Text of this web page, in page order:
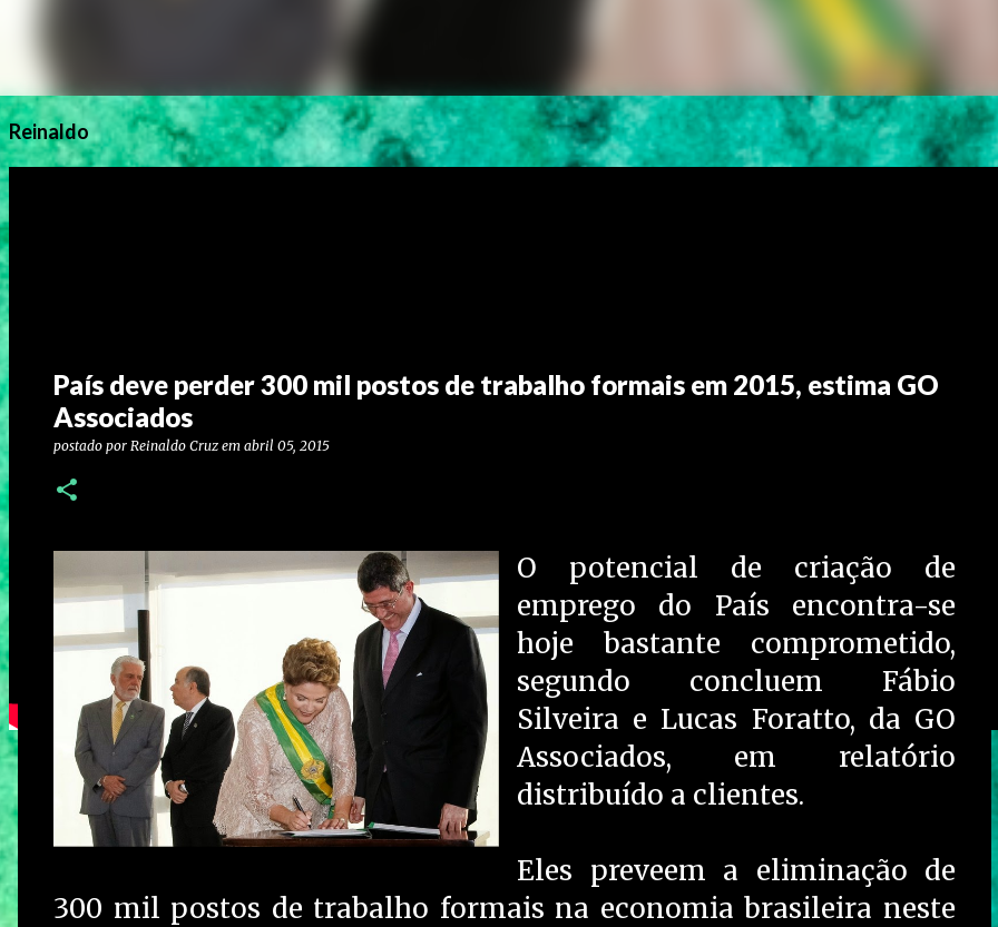
Reinaldo
País deve perder 300 mil postos de trabalho formais em 2015, estima GO
Associados
postado por Reinaldo Cruz em abril 05, 2015
O potencial de criação de
emprego do País encontra-se
hoje bastante comprometido,
segundo concluem Fábio
Silveira e Lucas Foratto, da GO
Associados, em relatório
distribuído a clientes.
Eles preveem a eliminação de
300 mil postos de trabalho formais na economia brasileira neste